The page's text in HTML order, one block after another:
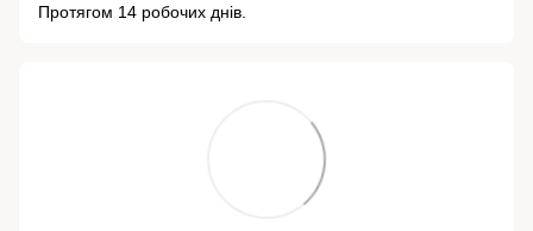
Протягом 14 робочих днів.